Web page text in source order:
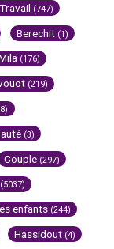
(747)
Berechit (1)
(176)
(219)
(3)
Couple (297)
(5037)
enfants (244)
Hassidout (4)